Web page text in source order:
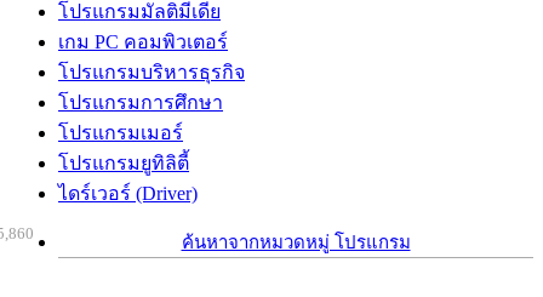
โปรแกรมมัลติมีเดีย
เกม PC คอมพิวเตอร์
โปรแกรมบริหารธุรกิจ
โปรแกรมการศึกษา
โปรแกรมเมอร์
โปรแกรมยูทิลิตี้
ไดร์เวอร์ (Driver)
ค้นหาจากหมวดหมู่ โปรแกรม